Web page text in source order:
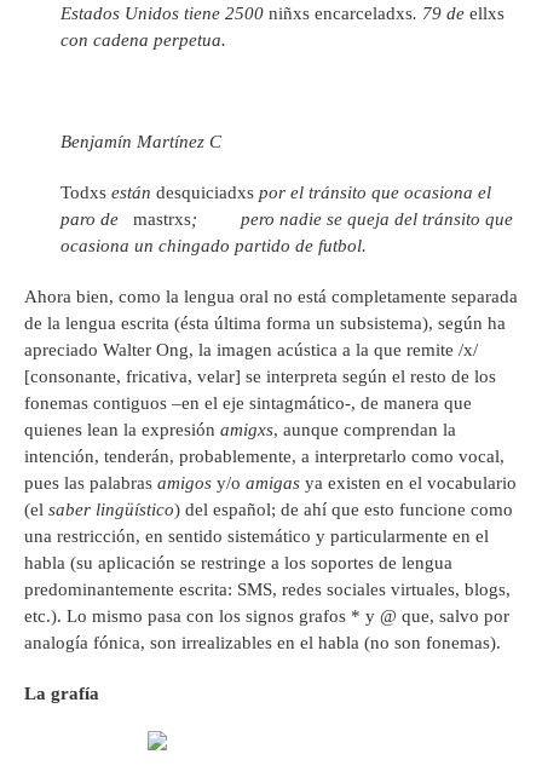
Estados Unidos tiene 2500 niñxs encarceladxs. 79 de ellxs
con cadena perpetua.
Benjamín Martínez C
Todxs están desquiciadxs por el tránsito que ocasiona el
paro de mastrxs; pero nadie se queja del tránsito que
ocasiona un chingado partido de futbol.
Ahora bien, como la lengua oral no está completamente separada
de la lengua escrita (ésta última forma un subsistema), según ha
apreciado Walter Ong, la imagen acústica a la que remite /x/
[consonante, fricativa, velar] se interpreta según el resto de los
fonemas contiguos –en el eje sintagmático-, de manera que
quienes lean la expresión amigxs, aunque comprendan la
intención, tenderán, probablemente, a interpretarlo como vocal,
pues las palabras amigos y/o amigas ya existen en el vocabulario
(el saber lingüístico) del español; de ahí que esto funcione como
una restricción, en sentido sistemático y particularmente en el
habla (su aplicación se restringe a los soportes de lengua
predominantemente escrita: SMS, redes sociales virtuales, blogs,
etc.). Lo mismo pasa con los signos grafos * y @ que, salvo por
analogía fónica, son irrealizables en el habla (no son fonemas).
La grafía